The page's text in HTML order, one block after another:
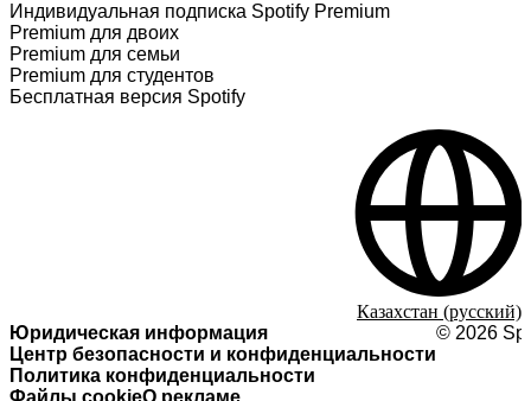
Индивидуальная подписка Spotify Premium
Premium для двоих
Premium для семьи
Premium для студентов
Бесплатная версия Spotify
Юридическая информация
Центр безопасности и конфиденциальности
Политика конфиденциальности
Файлы cookieО рекламе
© 2026
Казахстан (русский)